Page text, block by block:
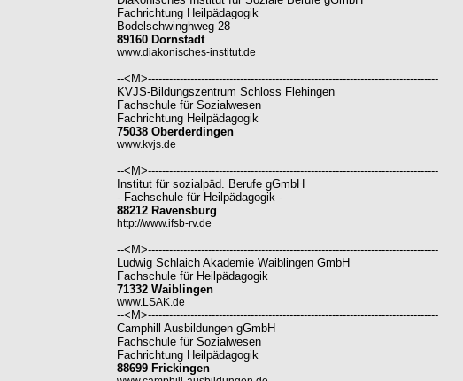
Fachrichtung Heilpädagogik
Bodelschwinghweg 28
89160 Dornstadt
www.diakonisches-institut.de
--<M>----------------------------------------------------------------------------------
KVJS-Bildungszentrum Schloss Flehingen
Fachschule für Sozialwesen
Fachrichtung Heilpädagogik
75038 Oberderdingen
www.kvjs.de
--<M>----------------------------------------------------------------------------------
Institut für sozialpäd. Berufe gGmbH
- Fachschule für Heilpädagogik -
88212 Ravensburg
http://www.ifsb-rv.de
--<M>----------------------------------------------------------------------------------
Ludwig Schlaich Akademie Waiblingen GmbH
Fachschule für Heilpädagogik
71332 Waiblingen
www.LSAK.de
--<M>----------------------------------------------------------------------------------
Camphill Ausbildungen gGmbH
Fachschule für Sozialwesen
Fachrichtung Heilpädagogik
88699 Frickingen